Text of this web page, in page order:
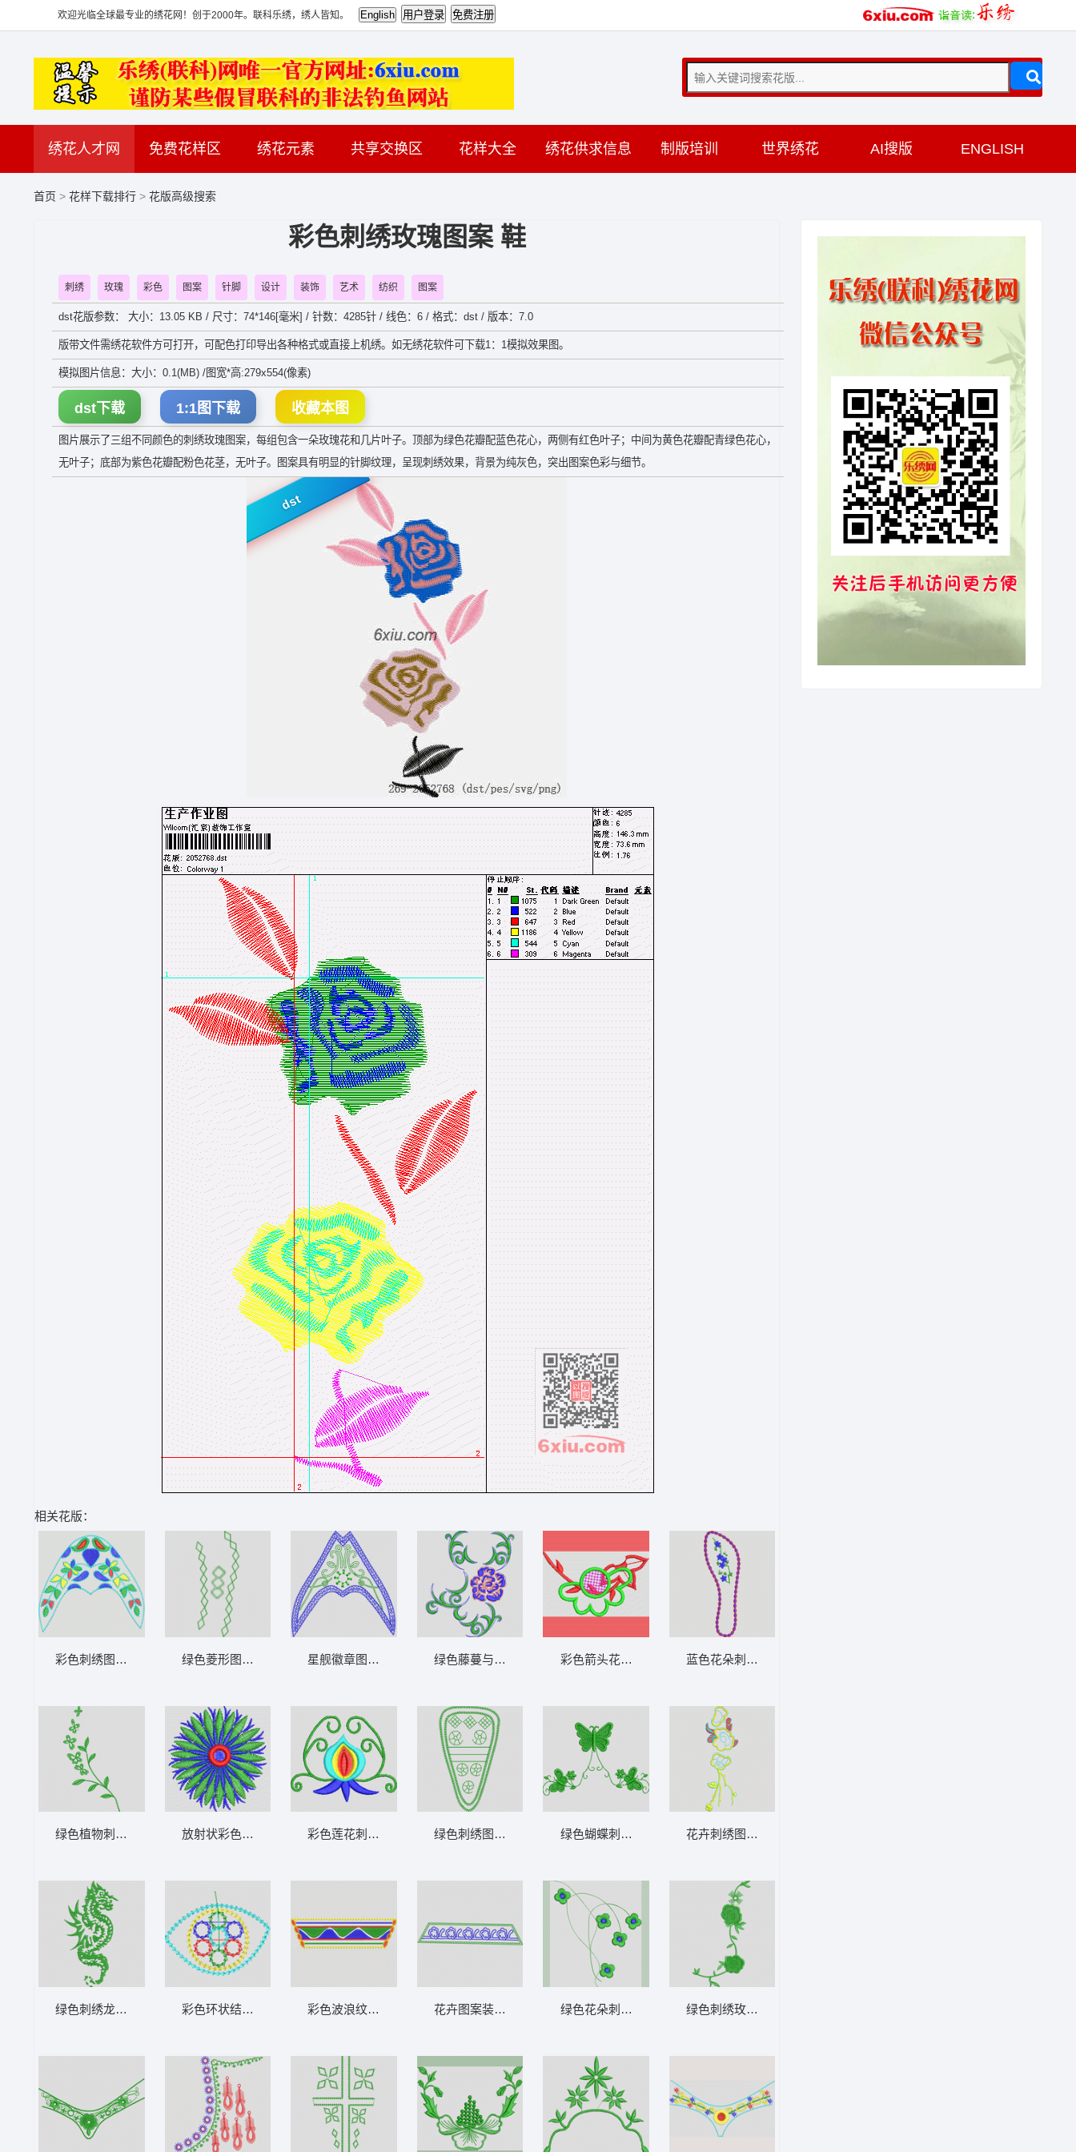
欢迎光临全球最专业的绣花网！创于2000年。联科乐绣，绣人皆知。
绣花人才网 免费花样区 绣花元素 共享交换区 花样大全 绣花供求信息 制版培训 世界绣花 AI搜版 ENGLISH
首页 > 花样下载排行 > 花版高级搜索
彩色刺绣玫瑰图案 鞋
刺绣 玫瑰 彩色 图案 针脚 设计 装饰 艺术 纺织 图案
dst花版参数： 大小：13.05 KB / 尺寸：74*146[毫米] / 针数：4285针 / 线色：6 / 格式：dst / 版本：7.0
版带文件需绣花软件方可打开，可配色打印导出各种格式或直接上机绣。如无绣花软件可下载1：1模拟效果图。
模拟图片信息：大小：0.1(MB) /图宽*高:279x554(像素)
dst下载 1:1图下载 收藏本图
图片展示了三组不同颜色的刺绣玫瑰图案，每组包含一朵玫瑰花和几片叶子。顶部为绿色花瓣配蓝色花心，两侧有红色叶子；中间为黄色花瓣配青绿色花心，
无叶子；底部为紫色花瓣配粉色花茎，无叶子。图案具有明显的针脚纹理，呈现刺绣效果，背景为纯灰色，突出图案色彩与细节。
dst
相关花版：
彩色刺绣图案设计 鞋
绿色植物刺绣图案 鞋
绿色刺绣龙形图案 鞋
绿色菱形图案装饰设计 鞋
放射状彩色花瓣图案 鞋
彩色环状结构示意图 鞋
星舰徽章图案设计 鞋
彩色莲花刺绣图案 鞋
彩色波浪纹装饰带 鞋
绿色藤蔓与蓝色花朵图案 鞋
绿色刺绣图案设计图 鞋
花卉图案装饰边框设计 鞋
彩色箭头花朵图案 鞋
绿色蝴蝶刺绣图案 鞋
绿色花朵刺绣图案 鞋
蓝色花朵刺绣项链设计 鞋
花卉刺绣图案设计 鞋
绿色刺绣玫瑰花图案 鞋